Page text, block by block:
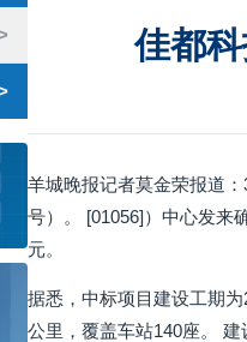
佳都
羊城晚报记者莫金荣报道
号）。 [01056]）中心发来
元。
据悉，中标项目建设工期
公里，覆盖车站140座。